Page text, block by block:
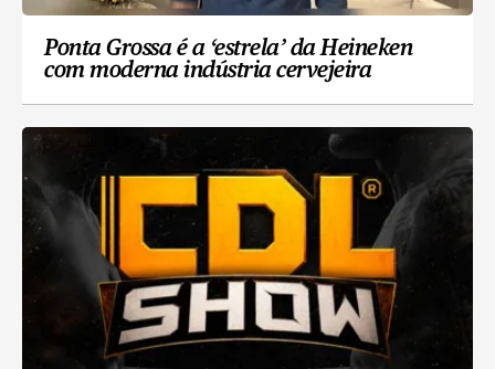
Ponta Grossa é a ‘estrela’ da Heineken
com moderna indústria cervejeira